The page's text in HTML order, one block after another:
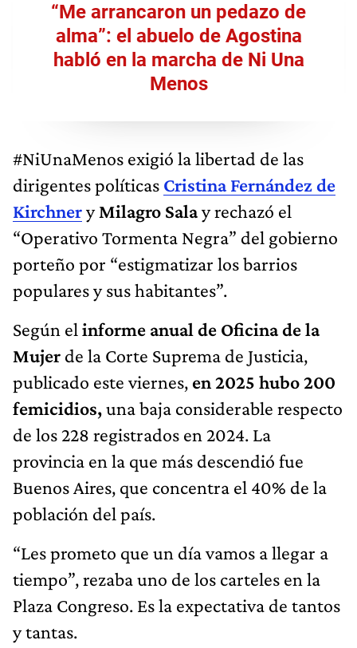
“Me arrancaron un pedazo de
alma”: el abuelo de Agostina
habló en la marcha de Ni Una
Menos
#NiUnaMenos exigió la libertad de las
dirigentes políticas Cristina Fernández de
KirchneryMilagro Salay rechazó el
“Operativo Tormenta Negra” del gobierno
porteño por “estigmatizar los barrios
populares y sus habitantes”.
Según el informe anual de Oficina de la
Mujer de la Corte Suprema de Justicia,
publicado este viernes, en 2025 hubo 200
femicidios,una baja considerable respecto
de los 228 registrados en 2024. La
provincia en la que más descendió fue
Buenos Aires, que concentra el 40% de la
población del país.
“Les prometo que un día vamos a llegar a
tiempo”, rezaba uno de los carteles en la
Plaza Congreso. Es la expectativa de tantos
y tantas.